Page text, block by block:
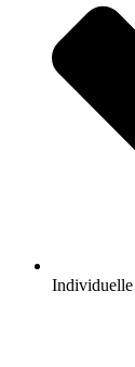
Individuelle